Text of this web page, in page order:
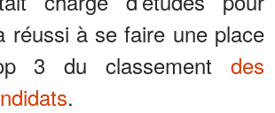
réussi à se faire une place
3 du classement des
.